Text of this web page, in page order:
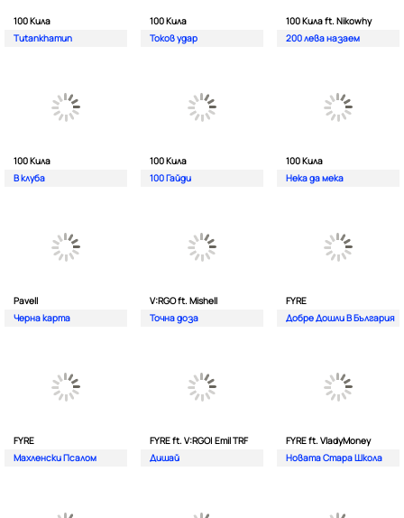
100 Кила
Tutankhamun
100 Кила
Токов удар
100 Кила ft. Nikowhy
200 лева назаем
100 Кила
В клуба
100 Кила
100 Гайди
100 Кила
Нека да мека
Pavell
Черна карта
V:RGO ft. Mishell
Точна доза
FYRE
Добре Дошли В България
FYRE
Махленски Псалом
FYRE ft. V:RGO| Emil TRF
Дишай
FYRE ft. VladyMoney
Новата Стара Школа